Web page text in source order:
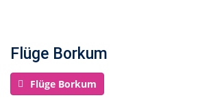
Flüge Borkum
Flüge Borkum